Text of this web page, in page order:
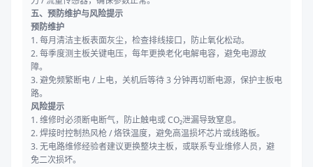
五、预防维护与风险提示
预防维护
1. 每月清洁主板表面灰尘，检查排线接口，防止氧化松动。
2. 每季度测主板关键电压，每年更换老化电解电容，避免电源故
障。
3. 避免频繁断电 / 上电，关机后等待 3 分钟再切断电源，保护主板电
路。
风险提示
1. 维修时必须断电断气，防止触电或 CO₂泄漏导致窒息。
2. 焊接时控制热风枪 / 烙铁温度，避免高温损坏芯片或线路板。
3. 无电路维修经验者建议更换整块主板，或联系专业维修人员，避
免二次损坏。